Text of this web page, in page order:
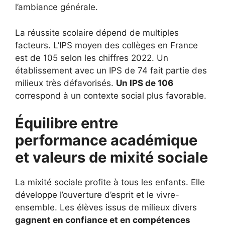
l’ambiance générale.
La réussite scolaire dépend de multiples
facteurs. L’IPS moyen des collèges en France
est de 105 selon les chiffres 2022. Un
établissement avec un IPS de 74 fait partie des
milieux très défavorisés. Un IPS de 106
correspond à un contexte social plus favorable.
Équilibre entre
performance académique
et valeurs de mixité sociale
La mixité sociale profite à tous les enfants. Elle
développe l’ouverture d’esprit et le vivre-
ensemble. Les élèves issus de milieux divers
gagnent en confiance et en compétences